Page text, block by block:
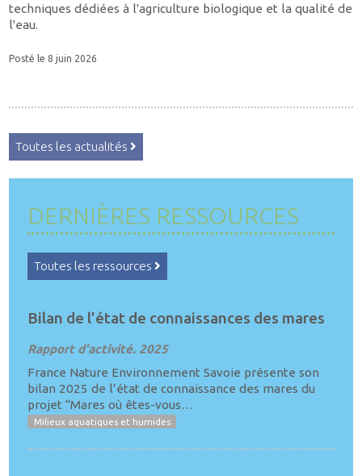
techniques dédiées à l'agriculture biologique et la qualité de
l'eau.
Posté le 8 juin 2026
Toutes les actualités
DERNIÈRES RESSOURCES
Toutes les ressources
Bilan de l’état de connaissances des mares
Rapport d'activité. 2025
France Nature Environnement Savoie présente son
bilan 2025 de l’état de connaissance des mares du
projet “Mares où êtes-vous…
Milieux aquatiques et humides